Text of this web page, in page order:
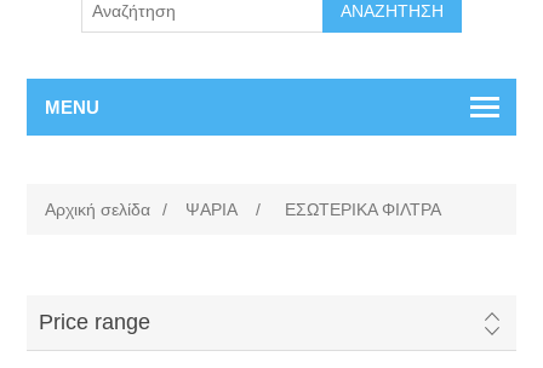
ΑΝΑΖΉΤΗΣΗ
MENU
Αρχική σελίδα / ΨΑΡΙΑ / ΕΣΩΤΕΡΙΚΑ ΦΙΛΤΡΑ
Price range